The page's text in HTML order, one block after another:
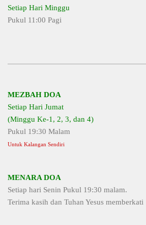
Setiap Hari Minggu
Pukul 11:00 Pagi
MEZBAH DOA
Setiap Hari Jumat
(Minggu Ke-1, 2, 3, dan 4)
Pukul 19:30 Malam
Untuk Kalangan Sendiri
MENARA DOA
Setiap hari Senin Pukul 19:30 malam.
Terima kasih dan Tuhan Yesus memberkati